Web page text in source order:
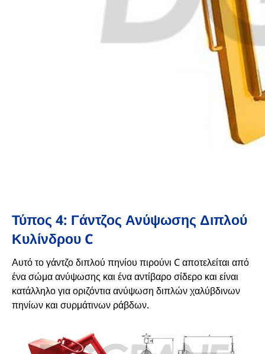
Τύπος 4: Γάντζος Ανύψωσης Διπλού
Κυλίνδρου C
Αυτό το γάντζο διπλού πηνίου πιρούνι C αποτελείται από
ένα σώμα ανύψωσης και ένα αντίβαρο σίδερο και είναι
κατάλληλο για οριζόντια ανύψωση διπλών χαλύβδινων
πηνίων και συρμάτινων ράβδων.